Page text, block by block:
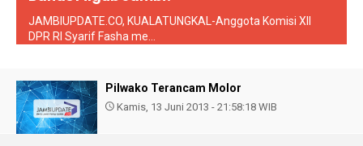
JAMBIUPDATE.CO, KUALATUNGKAL-Anggota Komisi XII
DPR RI Syarif Fasha me...
Pilwako Terancam Molor
Kamis, 13 Juni 2013 - 21:58:18 WIB